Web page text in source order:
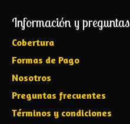
Información y preguntas
Cobertura
Formas de Pago
Nosotros
Preguntas frecuentes
Términos y condiciones